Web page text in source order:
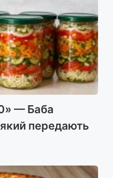
— Баба
передають